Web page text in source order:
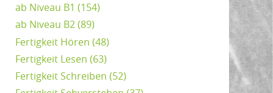
ab Niveau B1 (154)
ab Niveau B2(89)
Fertigkeit Hören (48)
Fertigkeit Lesen (63)
Fertigkeit Schreiben (52)